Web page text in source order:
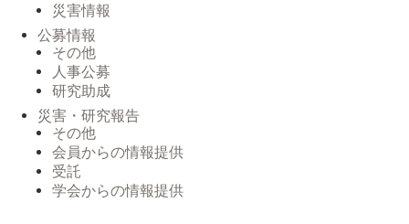
災害情報
公募情報
その他
人事公募
研究助成
災害・研究報告
その他
会員からの情報提供
受託
学会からの情報提供